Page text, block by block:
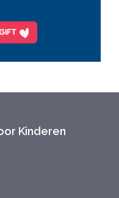
Kinderen